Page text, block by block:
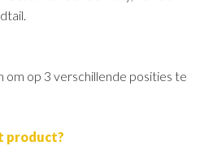
om op 3 verschillende posities te
product?